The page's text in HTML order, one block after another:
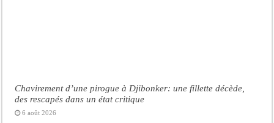
Chavirement d’une pirogue à Djibonker: une fillette décède,
des rescapés dans un état critique
6 août 2026